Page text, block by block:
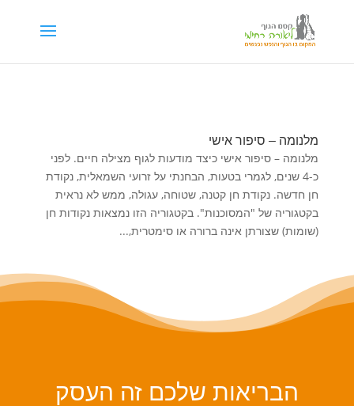
דילוג לתוכן
מלנומה – סיפור אישי
מלנומה – סיפור אישי כיצד מודעות לגוף מצילה חיים. לפני
כ-4 שנים, לגמרי בטעות, הבחנתי על זרועי השמאלית, נקודת
חן חדשה. נקודת חן קטנה, שטוחה, עגולה, ממש לא נראית
בקטגוריה של "המסוכנות". בקטגוריה הזו נמצאות נקודות חן
(שומות) שצורתן אינה ברורה או סימטרית,...
הבריאות שלכם זה העסק